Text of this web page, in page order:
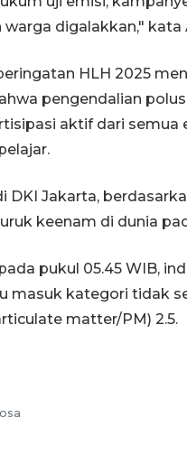
digalakkan," kata
HLH 2025
pengendalian
aktif dari semua
DKI Jakarta,
keenam di dunia
pukul 05.45 WIB,
masuk kategori tidak
matter/PM) 2.5.